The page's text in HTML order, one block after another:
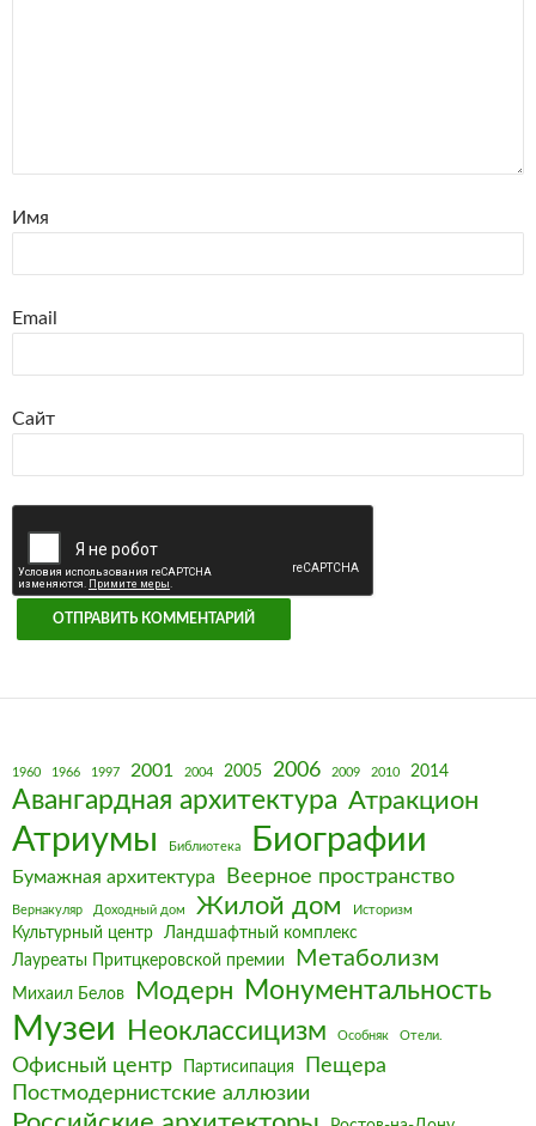
Имя
Email
Сайт
1960 1966 1997 2001 2004 2005 2006 2009 2010 2014
Авангардная архитектура Атракцион
Атриумы Библиотека Биографии
Бумажная архитектура Веерное пространство
Вернакуляр Доходный дом Жилой дом Историзм
Культурный центр
Ландшафтный комплекс
Лауреаты Притцкеровской премии
Метаболизм
Михаил Белов Модерн Монументальность
Музеи Неоклассицизм Особняк Отели.
Офисный центр Партисипация
Пещера
Постмодернистские аллюзии